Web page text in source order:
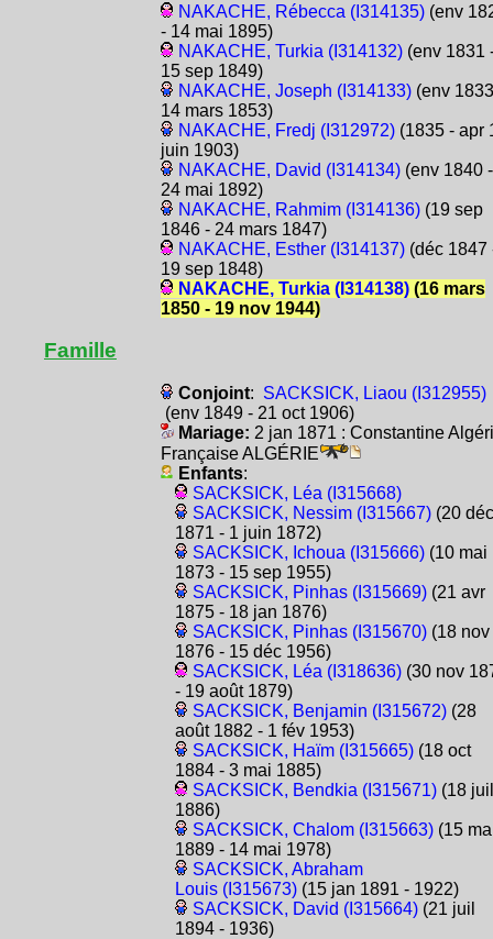
NAKACHE, Rébecca (I314135)(env
- 14 mai 1895)
NAKACHE, Turkia (I314132)(env 1831
15 sep 1849)
NAKACHE, Joseph (I314133)(env
14 mars 1853)
NAKACHE, Fredj (I312972)(1835 - apr
juin 1903)
NAKACHE, David (I314134)(env 1840 -
24 mai 1892)
NAKACHE, Rahmim (I314136)(19 sep
1846 - 24 mars 1847)
NAKACHE, Esther (I314137)(déc 1847
19 sep 1848)
NAKACHE, Turkia (I314138)(16 mars
1850 - 19 nov 1944)
Famille
Conjoint: SACKSICK, Liaou (I312955)
(env 1849 - 21 oct 1906)
Mariage: 2 jan 1871 : Constantine
Française ALGÉRIE
Enfants:
SACKSICK, Léa (I315668)
SACKSICK, Nessim (I315667)(20 déc
1871 - 1 juin 1872)
SACKSICK, Ichoua (I315666)(10 mai
1873 - 15 sep 1955)
SACKSICK, Pinhas (I315669)(21 avr
1875 - 18 jan 1876)
SACKSICK, Pinhas (I315670)(18 nov
1876 - 15 déc 1956)
SACKSICK, Léa (I318636)(30 nov
- 19 août 1879)
SACKSICK, Benjamin (I315672)(28
août 1882 - 1 fév 1953)
SACKSICK, Haïm (I315665)(18 oct
1884 - 3 mai 1885)
SACKSICK, Bendkia (I315671)(18 juil
1886)
SACKSICK, Chalom (I315663)(15
1889 - 14 mai 1978)
SACKSICK, Abraham
Louis (I315673)(15 jan 1891 - 1922)
SACKSICK, David (I315664)(21 juil
1894 - 1936)